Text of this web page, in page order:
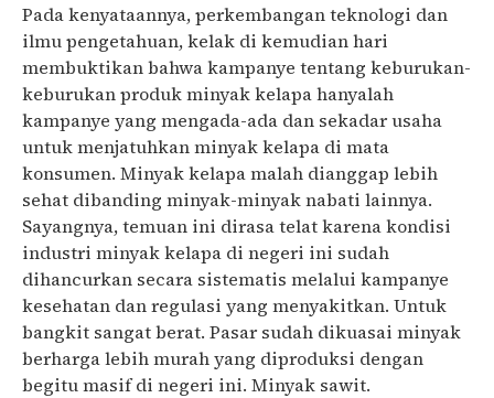
Pada kenyataannya, perkembangan teknologi dan
ilmu pengetahuan, kelak di kemudian hari
membuktikan bahwa kampanye tentang keburukan-
keburukan produk minyak kelapa hanyalah
kampanye yang mengada-ada dan sekadar usaha
untuk menjatuhkan minyak kelapa di mata
konsumen. Minyak kelapa malah dianggap lebih
sehat dibanding minyak-minyak nabati lainnya.
Sayangnya, temuan ini dirasa telat karena kondisi
industri minyak kelapa di negeri ini sudah
dihancurkan secara sistematis melalui kampanye
kesehatan dan regulasi yang menyakitkan. Untuk
bangkit sangat berat. Pasar sudah dikuasai minyak
berharga lebih murah yang diproduksi dengan
begitu masif di negeri ini. Minyak sawit.